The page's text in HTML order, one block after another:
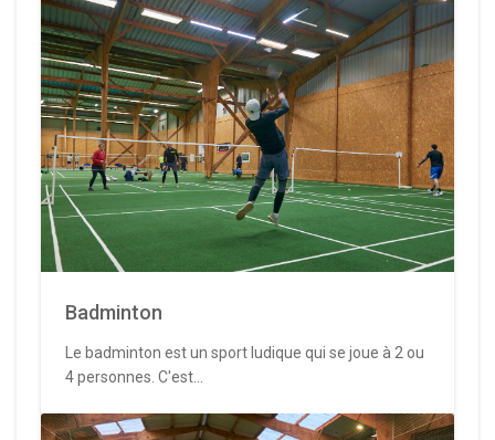
Badminton
Le badminton est un sport ludique qui se joue à 2 ou
4 personnes. C'est...